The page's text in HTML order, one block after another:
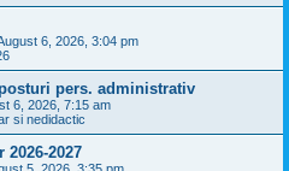
6, 2026, 3:04 pm
pers. administrativ
6, 2026, 7:15 am
si nedidactic
2027
5, 2026, 3:35 pm